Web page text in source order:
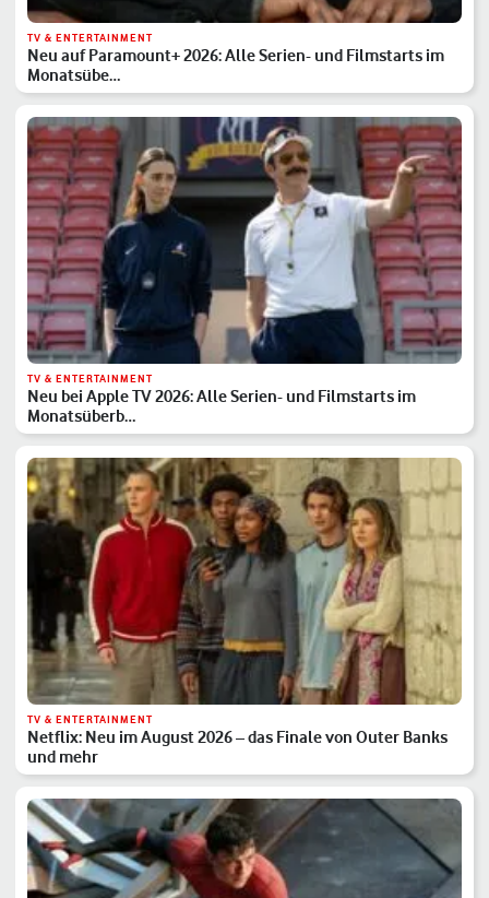
TV & ENTERTAINMENT
Neu auf Paramount+ 2026: Alle Serien- und Filmstarts im
Monatsübe…
TV & ENTERTAINMENT
Neu bei Apple TV 2026: Alle Serien- und Filmstarts im
Monatsüberb…
TV & ENTERTAINMENT
Netflix: Neu im August 2026 – das Finale von Outer Banks
und mehr